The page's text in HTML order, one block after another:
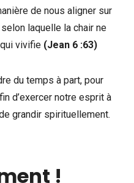
de nous aligner sur
laquelle la chair ne
vivifie (Jean 6 :63)
du temps à part, pour
d’exercer notre esprit à
grandir spirituellement.
!